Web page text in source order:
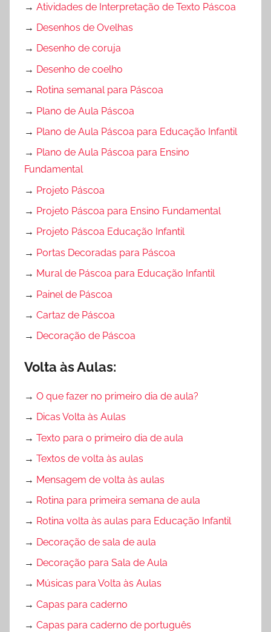
→ Atividades de Interpretação de Texto Páscoa
→ Desenhos de Ovelhas
→ Desenho de coruja
→ Desenho de coelho
→ Rotina semanal para Páscoa
→ Plano de Aula Páscoa
→ Plano de Aula Páscoa para Educação Infantil
→ Plano de Aula Páscoa para Ensino
Fundamental
→ Projeto Páscoa
→ Projeto Páscoa para Ensino Fundamental
→ Projeto Páscoa Educação Infantil
→ Portas Decoradas para Páscoa
→ Mural de Páscoa para Educação Infantil
→ Painel de Páscoa
→ Cartaz de Páscoa
→ Decoração de Páscoa
Volta às Aulas:
→ O que fazer no primeiro dia de aula?
→ Dicas Volta às Aulas
→ Texto para o primeiro dia de aula
→ Textos de volta às aulas
→ Mensagem de volta às aulas
→ Rotina para primeira semana de aula
→ Rotina volta às aulas para Educação Infantil
→ Decoração de sala de aula
→ Decoração para Sala de Aula
→ Músicas para Volta às Aulas
→ Capas para caderno
→ Capas para caderno de português